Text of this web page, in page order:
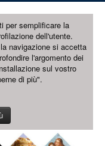
per semplificare la
dell'utente.
navigazione si accetta
l'argomento dei
sul vostro
di più".